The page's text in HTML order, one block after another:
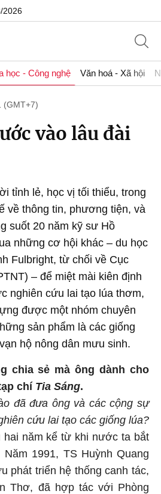
2026
học - Công nghệ Văn hoá - Xã hội
(GMT+7)
vào lâu đài
tỉnh lẻ, học vị tối thiểu, trong
về thông tin, phương tiện, và
suốt 20 năm kỹ sư Hồ
những cơ hội khác – du học
Fulbright, từ chối về Cục
– để miệt mài kiên định
nghiên cứu lai tạo lúa thơm,
được một nhóm chuyên
sản phẩm là các giống
hộ nông dân mưu sinh.
chia sẻ mà ông dành cho
chí Tia Sáng.
đã đưa ông và các cộng sự
cứu lai tạo các giống lúa?
năm kể từ khi nước ta bắt
1991, TS Huỳnh Quang
phát triển hệ thống canh tác,
Thơ, đã hợp tác với Phòng